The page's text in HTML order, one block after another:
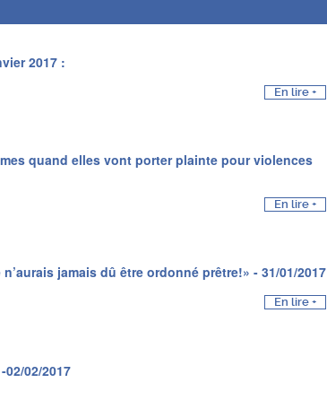
2017 :
En lire +
quand elles vont porter plainte pour violences
En lire +
jamais dû être ordonné prêtre!» - 31/01/2017
En lire +
02/2017